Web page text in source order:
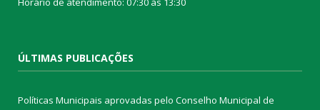
ÚLTIMAS PUBLICAÇÕES
Políticas Municipais aprovadas pelo Conselho Municipal de